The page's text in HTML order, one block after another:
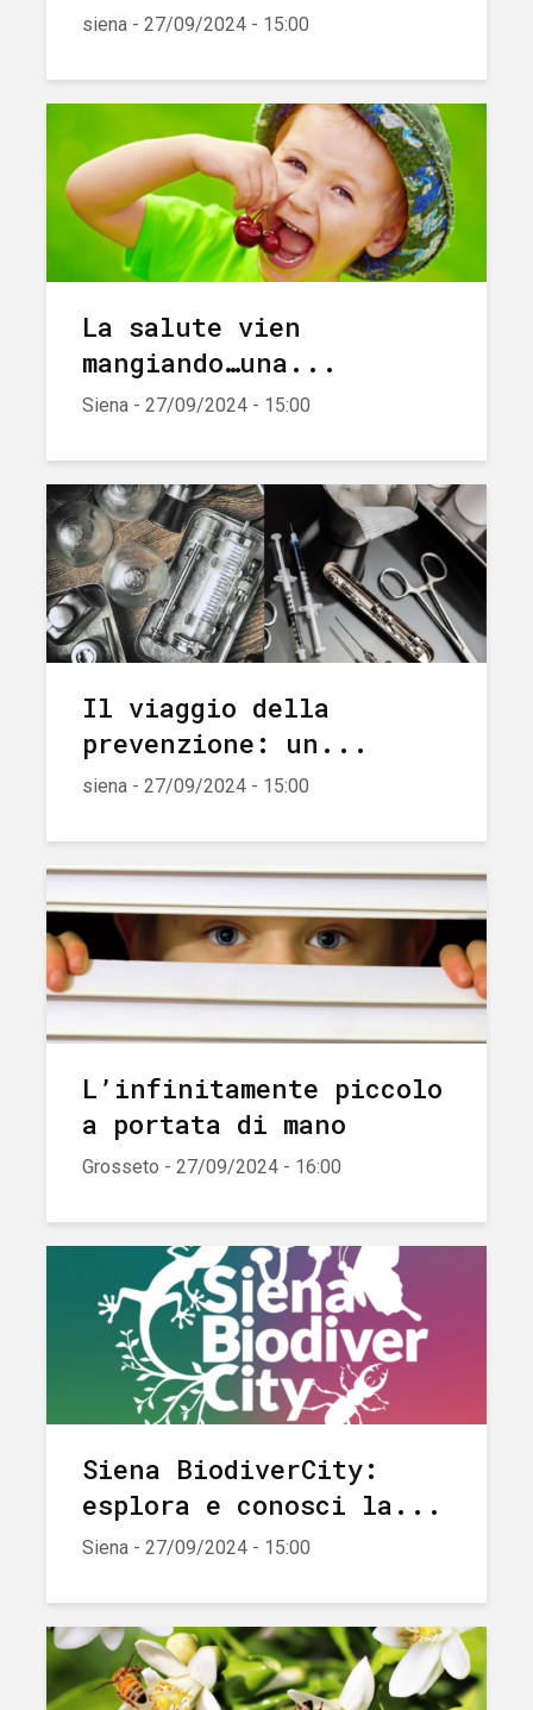
siena - 27/09/2024 - 15:00
La salute vien
mangiando…una...
Siena - 27/09/2024 - 15:00
Il viaggio della
prevenzione: un...
siena - 27/09/2024 - 15:00
L’infinitamente piccolo
a portata di mano
Grosseto - 27/09/2024 - 16:00
Siena BiodiverCity:
esplora e conosci la...
Siena - 27/09/2024 - 15:00